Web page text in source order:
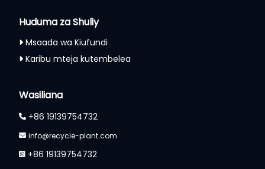
Huduma za Shuliy
Msaada wa Kiufundi
Karibu mteja kutembelea
Wasiliana
+86 19139754732
info@recycle-plant.com
+86 19139754732